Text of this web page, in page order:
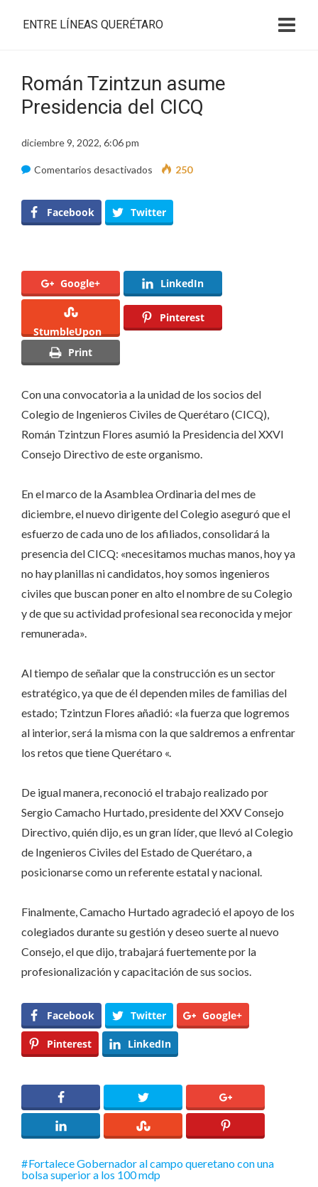
ENTRE LÍNEAS QUERÉTARO
Román Tzintzun asume
Presidencia del CICQ
diciembre 9, 2022, 6:06 pm
Comentarios desactivados en
Tzintzun
asume
del
CICQ
250
Facebook Twitter
Google+ LinkedIn
StumbleUpon
Pinterest
Print
Con una convocatoria a la unidad de los socios del
Colegio de Ingenieros Civiles de Querétaro (CICQ),
Román Tzintzun Flores asumió la Presidencia del XXVI
Consejo Directivo de este organismo.
En el marco de la Asamblea Ordinaria del mes de
diciembre, el nuevo dirigente del Colegio aseguró que el
esfuerzo de cada uno de los afiliados, consolidará la
presencia del CICQ: «necesitamos muchas manos, hoy ya
no hay planillas ni candidatos, hoy somos ingenieros
civiles que buscan poner en alto el nombre de su Colegio
y de que su actividad profesional sea reconocida y mejor
remunerada».
Al tiempo de señalar que la construcción es un sector
estratégico, ya que de él dependen miles de familias del
estado; Tzintzun Flores añadió: «la fuerza que logremos
al interior, será la misma con la que saldremos a enfrentar
los retos que tiene Querétaro «.
De igual manera, reconoció el trabajo realizado por
Sergio Camacho Hurtado, presidente del XXV Consejo
Directivo, quién dijo, es un gran líder, que llevó al Colegio
de Ingenieros Civiles del Estado de Querétaro, a
posicionarse como un referente estatal y nacional.
Finalmente, Camacho Hurtado agradeció el apoyo de los
colegiados durante su gestión y deseo suerte al nuevo
Consejo, el que dijo, trabajará fuertemente por la
profesionalización y capacitación de sus socios.
Facebook Twitter Google+
Pinterest LinkedIn
Fortalece Gobernador al campo queretano con una
bolsa superior a los 100 mdp